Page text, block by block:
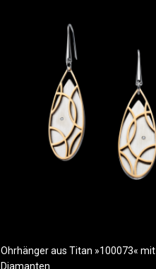
Ohrhänger aus Titan »100073« mit
Diamanten